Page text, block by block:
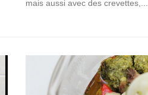
mais aussi avec des crevettes,...